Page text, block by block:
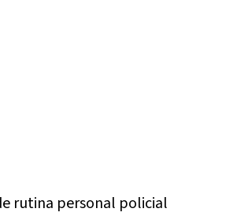
rutina personal policial